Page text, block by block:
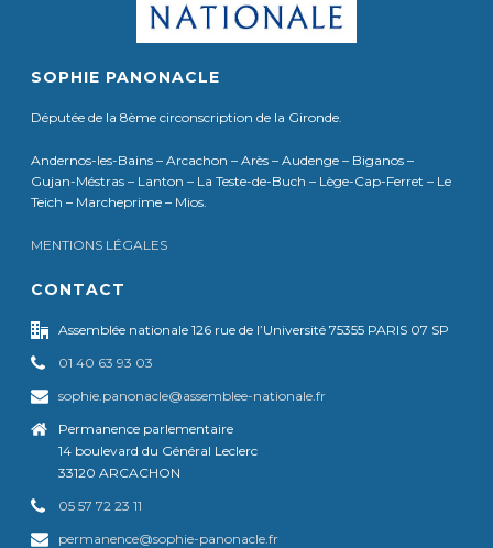
SOPHIE PANONACLE
Députée de la 8ème circonscription de la Gironde.
Andernos-les-Bains – Arcachon – Arès – Audenge – Biganos –
Gujan-Méstras – Lanton – La Teste-de-Buch – Lège-Cap-Ferret – Le
Teich – Marcheprime – Mios.
MENTIONS LÉGALES
CONTACT
Assemblée nationale 126 rue de l’Université 75355 PARIS 07 SP
01 40 63 93 03
sophie.panonacle@assemblee-nationale.fr
Permanence parlementaire
14 boulevard du Général Leclerc
33120 ARCACHON
05 57 72 23 11
permanence@sophie-panonacle.fr